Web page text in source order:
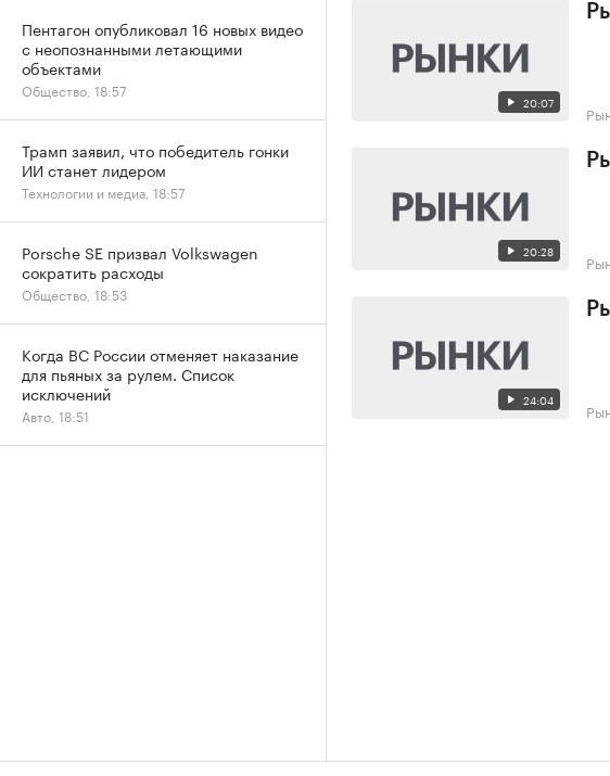
20:07
20:28
24:04
Пентагон опубликовал 16 новых видео
с неопознанными летающими
объектами
Общество, 18:57
Трамп заявил, что победитель гонки
ИИ станет лидером
Технологии и медиа, 18:57
Porsche SE призвал Volkswagen
сократить расходы
Общество, 18:53
Когда ВС России отменяет наказание
для пьяных за рулем. Список
исключений
Авто, 18:51